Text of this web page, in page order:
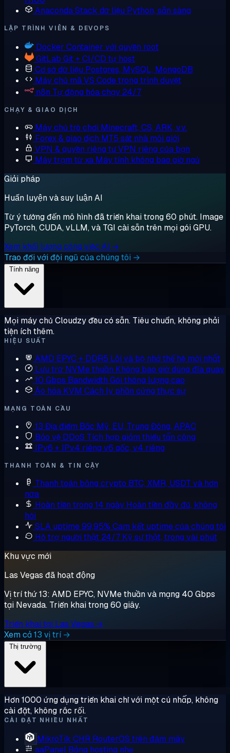
AnacondaStack dữ liệu Python, sẵn sàng
LẬP TRÌNH VIÊN & DEVOPS
Docker Container với quyền root
GitLab Git + CI/CD tự host
Cơ sở dữ liệu Postgres, MySQL, MongoDB
Máy chủ mãVS Code trong trình duyệt
n8n Tự động hóa chạy 24/7
CHẠY & GIAO DỊCH
Máy chủ trò chơi Minecraft, CS, ARK, v.v.
Forex & giao dịch MT5 sát nhà môi giới
VPN & quyền riêng tưVPN riêng của bạn
Máy trạm từ xa Máy tính không bao giờ ngủ
Giải pháp
Huấn luyện và suy luận AI
Từ ý tưởng đến mô hình đã triển khai trong 60 phút. Image
PyTorch, CUDA, vLLM, và TGI cài sẵn trên mọi gói GPU.
Xem khối lượng công việc AI →
Trao đổi với đội ngũ của chúng tôi →
Mọi máy chủ Cloudzy đều có sẵn. Tiêu chuẩn, không phải
tiện ích thêm.
HIỆU SUẤT
AMD EPYC + DDR5 Lõi và bộ nhớ thế hệ mới nhất
Lưu trữ NVMe thuần Không bao giờ dùng đĩa quay
10 Gbps Bandwidth Gói thông lượng cao
Ảo hóa KVM Cách ly phần cứng thực sự
MẠNG TOÀN CẦU
13 Địa điểm Bắc Mỹ, EU, Trung Đông, APAC
Bảo vệ DDoS Tích hợp giảm thiểu tấn công
IPv6 + IPv4 riêng v6 gốc, v4 riêng
THANH TOÁN & TIN CẬY
Thanh toán bằng crypto BTC, XMR, USDT và hơn
nữa
Hoàn tiền trong 14 ngày Hoàn tiền đầy đủ, không
hỏi
SLA uptime 99,95% Cam kết uptime của chúng tôi
Hỗ trợ người thật 24/7 Kỹ sư thật, trong vài phút
Khu vực mới
Las Vegas đã hoạt động
Vị trí thứ 13: AMD EPYC, NVMe thuần và mạng 40 Gbps
tại Nevada. Triển khai trong 60 giây.
Triển khai tại Las Vegas →
Xem cả 13 vị trí →
Hơn 1000 ứng dụng triển khai chỉ với một cú nhấp, không
cài đặt, không rắc rối.
CÀI ĐẶT NHIỀU NHẤT
MikroTik CHR RouterOS trên đám mây
aaPanel Bảng hosting nhẹ